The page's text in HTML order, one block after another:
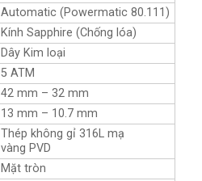
Automatic (Powermatic 80.111)
Kính Sapphire (Chống lóa)
Dây Kim loại
5 ATM
42 mm – 32 mm
13 mm – 10.7 mm
Thép không gỉ 316L mạ
vàng PVD
Mặt tròn